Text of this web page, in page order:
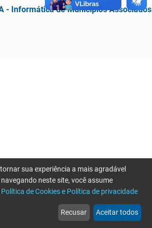
- Informática de Municípios Associados
web
Notícias
more_horiz
Mais
sua experiência a mais agradável
neste site, você assume
Política de Cookies e Política de privacidade
Recusar Aceitar todos
por favor tente novamente